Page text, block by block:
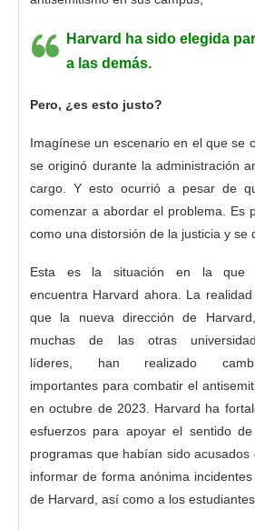
Harvard ha sido elegida
a las demás.
Pero, ¿es esto justo?
Imagínese un escenario en el que se
se originó durante la administración
cargo. Y esto ocurrió a pesar de
comenzar a abordar el problema. Es
como una distorsión de la justicia y
Esta es la situación en la que
encuentra Harvard ahora. La
que la nueva dirección de
muchas de las otras
líderes, han realizado
importantes para combatir el
en octubre de 2023. Harvard ha
esfuerzos para apoyar el sentido
programas que habían sido
informar de forma anónima
de Harvard, así como a los